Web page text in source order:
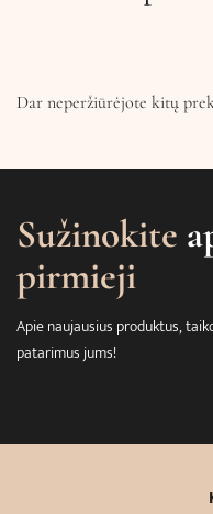
Dar neperžiūrėjote kitų
Sužinokite
pirmieji
Apie naujausius produktus,
patarimus jums!